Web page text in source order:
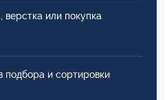
верстка или покупка
подбора и сортировки